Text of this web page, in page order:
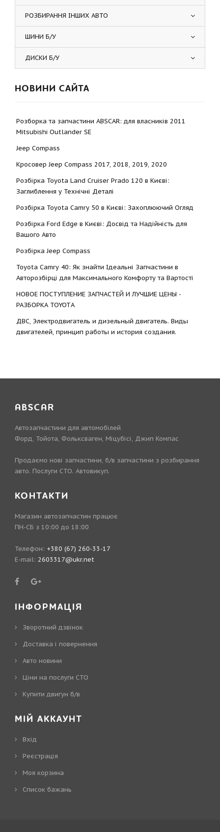
РОЗБИРАННЯ ІНШИХ АВТО
ШИНИ Б/У
ДИСКИ Б/У
НОВИНИ САЙТА
Розборка та запчастини ABSCAR: для власників 2011
Mitsubishi Outlander SE
Jeep Compass
Кросовер Jeep Compass 2017, 2018, 2019, 2020
Розбірка Toyota Land Cruiser Prado 120 в Києві:
Заглиблення у Технічні Деталі
Розбірка Toyota Camry 50 в Києві: Захоплюючий Огляд
Розбірка Ford Edge в Києві: Досвід та Надійність для
Вашого Авто
Розбірка Jeep Compass
Toyota Camry 40: Як знайти Ідеальні Запчастини в
Авторозбірці для Максимального Комфорту та Вартості
НОВОЕ ПОСТУПЛЕНИЕ ЗАПЧАСТЕЙ И ЛУЧШИЕ ЦЕНЫ -
РАЗБОРКА TOYOTА
ДВС, Электродвигатель и дизельный двигатель. Виды
двигателей, принцип работы и история создания.
ABSCAR
Автозапчастини для автомобілей
Форд, Тойота, Фольксваген, Міцубісі, Джип Компас
Продаємо нові запчастини, б/в запчастини з розбирання
авто. Послуги СТО. Автовикуп.
КОНТАКТИ
Магазин автозапчастин працює
ПН-СБ з 10:00 до 18:00
Телефон: +380 (67) 260-33-17
E-mail: 2603317@ukr.net
ІНФОРМАЦІЯ
Зворотний дзвінок
Доставка і повернення
Авто новини
Ціни на послуги СТО
Купити двигун б/в
МІЙ АККАУНТ
Вхід
Реєстрація
Моя корзина
Cписок бажань